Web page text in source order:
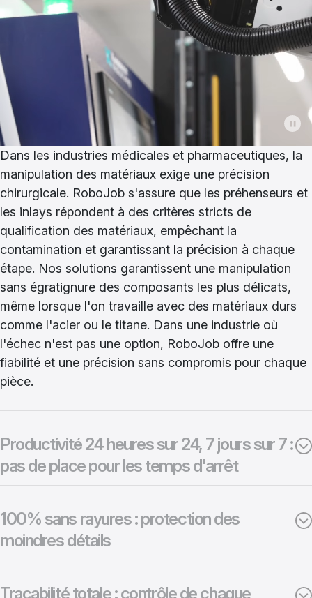
Dans les industries médicales et pharmaceutiques, la
manipulation des matériaux exige une précision
chirurgicale. RoboJob s'assure que les préhenseurs et
les inlays répondent à des critères stricts de
qualification des matériaux, empêchant la
contamination et garantissant la précision à chaque
étape. Nos solutions garantissent une manipulation
sans égratignure des composants les plus délicats,
même lorsque l'on travaille avec des matériaux durs
comme l'acier ou le titane. Dans une industrie où
l'échec n'est pas une option, RoboJob offre une
fiabilité et une précision sans compromis pour chaque
pièce.
Productivité 24 heures sur 24, 7 jours sur 7 :
pas de place pour les temps d'arrêt
100% sans rayures : protection des
moindres détails
Traçabilité totale : contrôle de chaque